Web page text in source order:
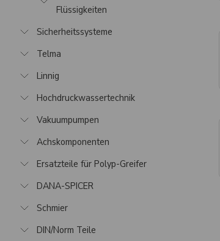
Flüssigkeiten
Sicherheitssysteme
Telma
Linnig
Hochdruckwassertechnik
Vakuumpumpen
Achskomponenten
Ersatzteile für Polyp-Greifer
DANA-SPICER
Schmier
DIN/Norm Teile